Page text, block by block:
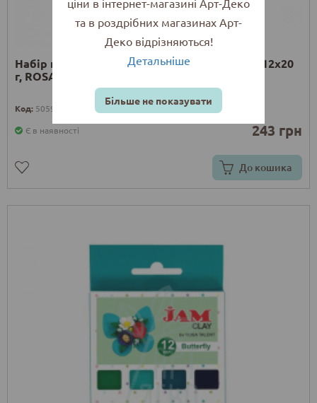
Набір полімерної глини Jam Clay "Cupcake", 12х20
г, ROSA
Код: 5059010
Є в наявності
243 грн
До кошика
ціни в інтернет-магазині Арт-Деко
та в роздрібних магазинах Арт-
Деко відрізняються!
Детальніше
Більше не показувати